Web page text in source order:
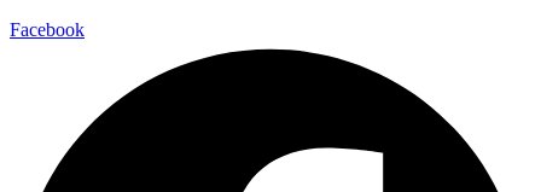
Facebook